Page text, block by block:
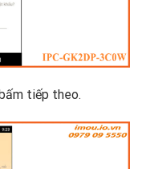
tiếp theo.